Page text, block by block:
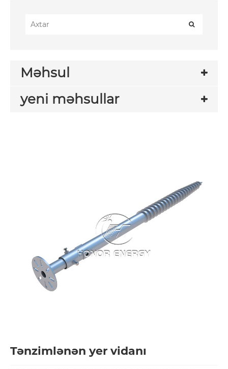
Məhsul
yeni məhsullar
Tənzimlənən yer vidanı